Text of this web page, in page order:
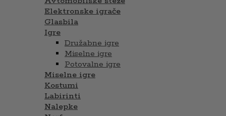
Elektronske igrače
Glasbila
Igre
Družabne igre
Miselne igre
Potovalne igre
Miselne igre
Kostumi
Labirinti
Nalepke